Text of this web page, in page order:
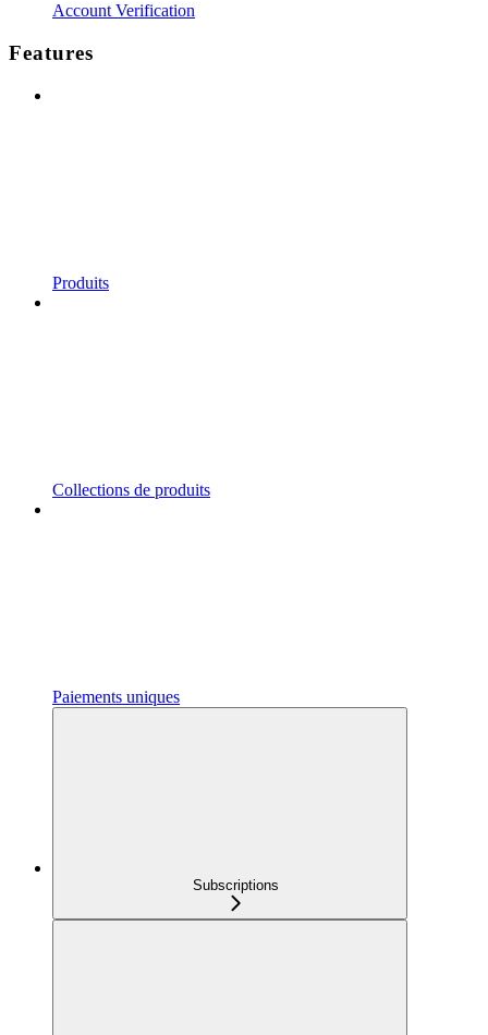
Account Verification
Features
Produits
Collections de produits
Paiements uniques
Subscriptions